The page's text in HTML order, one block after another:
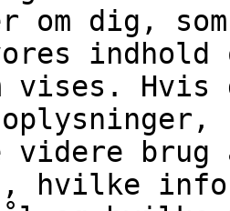
om dig,
vises.
videre
hvilke